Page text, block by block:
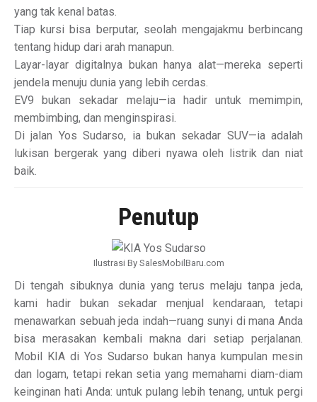
yang tak kenal batas.
Tiap kursi bisa berputar, seolah mengajakmu berbincang
tentang hidup dari arah manapun.
Layar-layar digitalnya bukan hanya alat—mereka seperti
jendela menuju dunia yang lebih cerdas.
EV9 bukan sekadar melaju—ia hadir untuk memimpin,
membimbing, dan menginspirasi.
Di jalan Yos Sudarso, ia bukan sekadar SUV—ia adalah
lukisan bergerak yang diberi nyawa oleh listrik dan niat
baik.
Penutup
Ilustrasi By SalesMobilBaru.com
Di tengah sibuknya dunia yang terus melaju tanpa jeda,
kami hadir bukan sekadar menjual kendaraan, tetapi
menawarkan sebuah jeda indah—ruang sunyi di mana Anda
bisa merasakan kembali makna dari setiap perjalanan.
Mobil KIA di Yos Sudarso bukan hanya kumpulan mesin
dan logam, tetapi rekan setia yang memahami diam-diam
keinginan hati Anda: untuk pulang lebih tenang, untuk pergi